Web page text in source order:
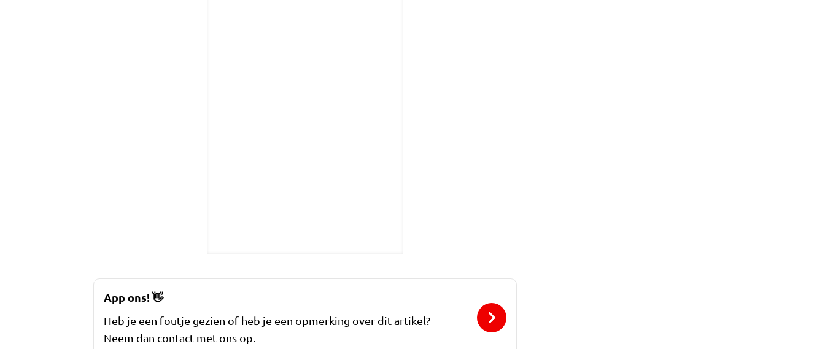
App ons!👋
Heb je een foutje gezien of heb je een opmerking over dit artikel?
Neem dan contact met ons op.